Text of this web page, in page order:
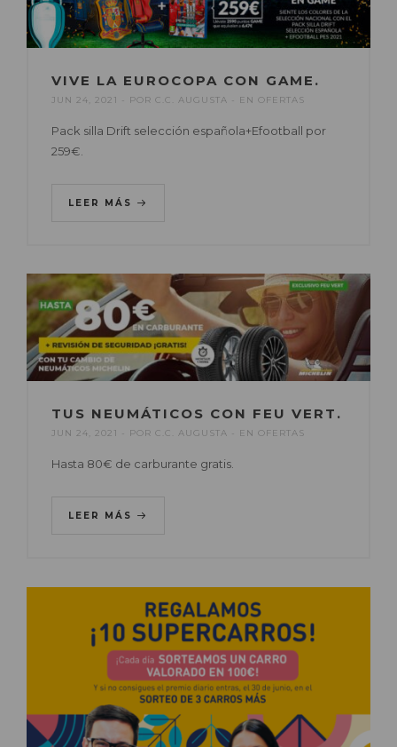
VIVE LA EUROCOPA CON GAME.
JUN 24, 2021 POR C.C. AUGUSTA EN OFERTAS
Pack silla Drift selección española+Efootball por
259€.
LEER MÁS
TUS NEUMÁTICOS CON FEU VERT.
JUN 24, 2021 POR C.C. AUGUSTA EN OFERTAS
Hasta 80€ de carburante gratis.
LEER MÁS